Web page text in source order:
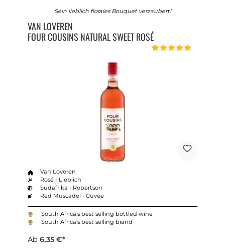
Sein lieblich florales Bouquet verzaubert!
VAN LOVEREN
FOUR COUSINS NATURAL SWEET ROSÉ
Van Loveren
Rosé - Lieblich
Südafrika - Robertson
Red Muscadel - Cuvée
South Africa’s best selling bottled wine
South Africa’s best selling brand
Ab 6,35 €*